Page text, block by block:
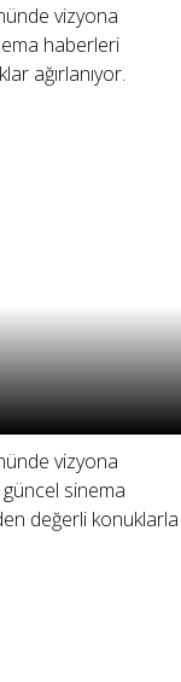
vizyona
haberleri
ağırlanıyor.
vizyona
sinema
değerli konuklarla